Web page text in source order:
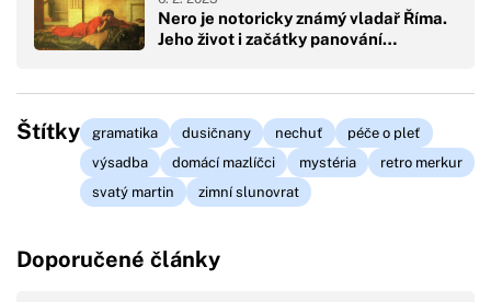
Nero je notoricky známý vladař Říma.
Jeho život i začátky panování…
Štítky gramatika dusičnany nechuť
péče o pleť
výsadba
domácí mazlíčci mystéria
retro merkur
svatý martin
zimní slunovrat
Doporučené články